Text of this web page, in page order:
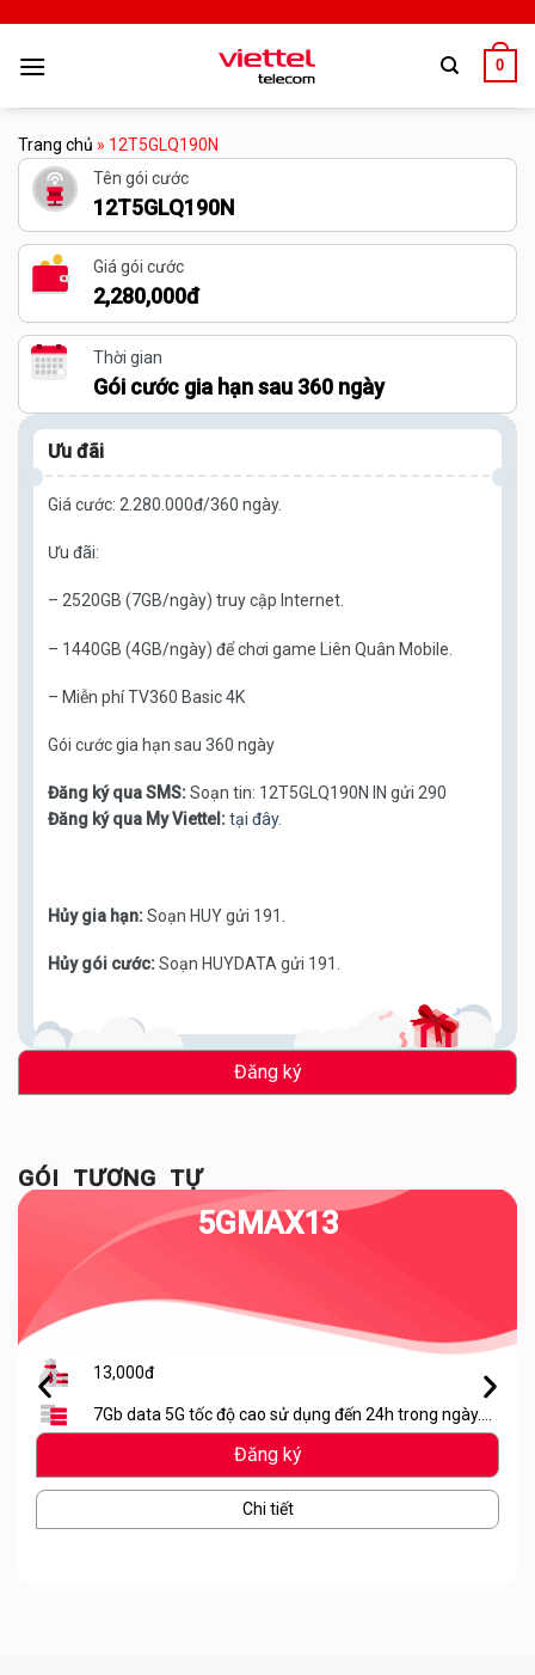
0
Trang chủ » 12T5GLQ190N
Tên gói cước
12T5GLQ190N
Giá gói cước
2,280,000đ
Thời gian
Gói cước gia hạn sau 360 ngày
Ưu đãi
Giá cước: 2.280.000đ/360 ngày.
Ưu đãi:
– 2520GB (7GB/ngày) truy cập Internet.
– 1440GB (4GB/ngày) để chơi game Liên Quân Mobile.
– Miễn phí TV360 Basic 4K
Gói cước gia hạn sau 360 ngày
Đăng ký qua SMS:Soạn tin: 12T5GLQ190N IN gửi 290
Đăng ký qua My Viettel:tại đây.
Hủy gia hạn:Soạn HUY gửi 191.
Hủy gói cước:Soạn HUYDATA gửi 191.
Đăng ký
GÓI TƯƠNG TỰ
5GMAX13
13,000đ
7Gb data 5G tốc độ cao sử dụng đến 24h trong ngày.
Hết lưu lượng dừng truy cập
Đăng ký
Chi tiết